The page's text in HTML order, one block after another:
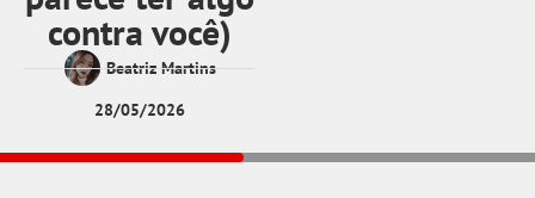
contra você)
Beatriz Martins
28/05/2026